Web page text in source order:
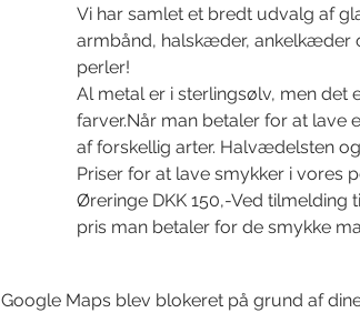
Vi har samlet et bredt udvalg af
armbånd, halskæder, ankelkæder
perler!
Al metal er i sterlingsølv, men
farver.Når man betaler for at lave
af forskellig arter. Halvædelsten
Priser for at lave smykker i vores
Øreringe DKK 150,-Ved tilmelding
pris man betaler for de smykke
Google Maps blev blokeret på grund af